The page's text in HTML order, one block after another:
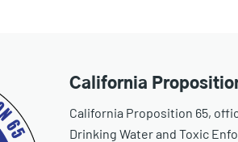
California
California Proposition 65,
Drinking Water and Toxic